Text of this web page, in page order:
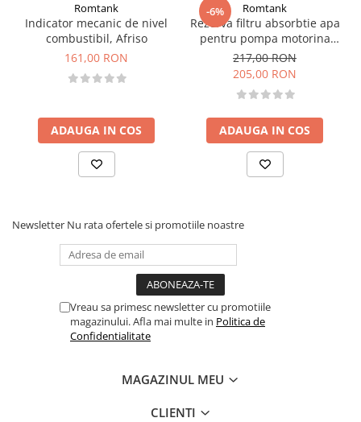
Romtank
Indicator mecanic de nivel
combustibil, Afriso
161,00 RON
ADAUGA IN COS
-6% Romtank
Rezerva filtru absorbtie apa
pentru pompa motorina
CFD 70-30
217,00 RON
205,00 RON
ADAUGA IN COS
Newsletter Nu rata ofertele si promotiile noastre
Vreau sa primesc newsletter cu promotiile
magazinului. Afla mai multe in Politica de
Confidentialitate
MAGAZINUL MEU
CLIENTI